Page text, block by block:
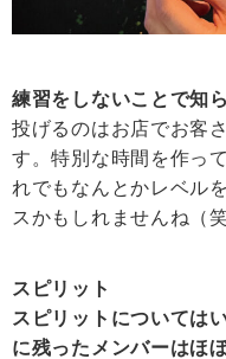
練習をしないことで知
投げるのはお店でお客
す。特別な時間を作っ
れでもなんとかレベル
スかもしれませんね（笑
スピリット
スピリットについては
に残ったメンバーはほ